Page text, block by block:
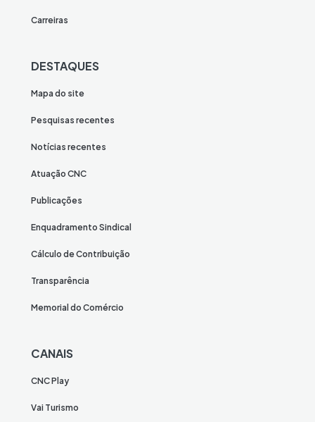
Carreiras
DESTAQUES
Mapa do site
Pesquisas recentes
Notícias recentes
Atuação CNC
Publicações
Enquadramento Sindical
Cálculo de Contribuição
Transparência
Memorial do Comércio
CANAIS
CNC Play
Vai Turismo